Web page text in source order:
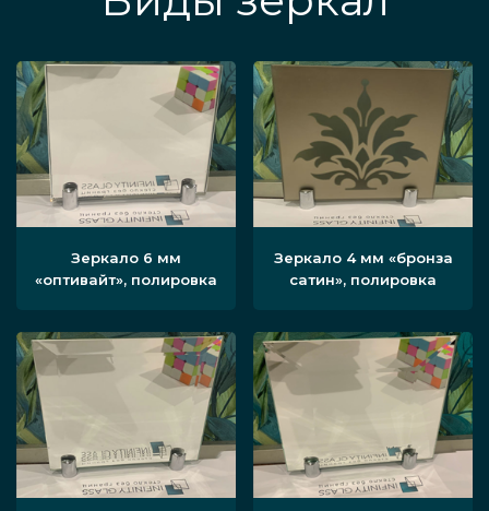
Зеркало 6 мм
«оптивайт», полировка
Зеркало 4 мм «бронза
сатин», полировка